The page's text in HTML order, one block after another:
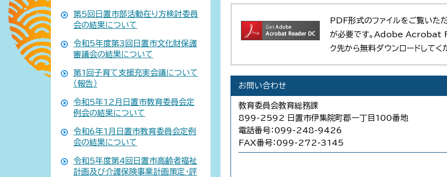
第5回日置市部活動在り方検討委員
会の結果について
令和5年度第3回日置市文化財保護
審議会の結果について
第1回子育て支援充実会議について
（報告）
令和5年12月日置市教育委員会定
例会の結果について
令和6年1月日置市教育委員会定例
会の結果について
令和5年度第4回日置市高齢者福祉
計画及び介護保険事業計画策定・評
PDF形式のファイルをご覧い
が必要です。Adobe Acrobat
ク先から無料ダウンロードしてく
お問い合わせ
教育委員会教育総務課
899-2592 日置市伊集院町郡一丁目100番地
電話番号：099-248-9426
FAX番号：099-272-3145